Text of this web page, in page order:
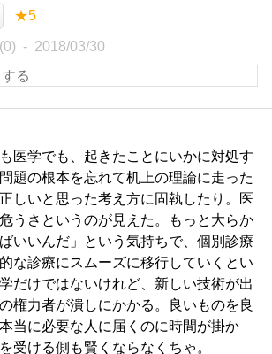
★5
2018/03/30
も医学でも、起きたことにいかに対処す
題の根本を忘れて机上の理論に走った
しいと思った考え方に固執したり。医
うさというのが見えた。もっと大らか
いいんだ」という気持ちで、個別診療
な診療にスムーズに移行していくとい
だけではないけれど、新しい技術が出
権力者が潰しにかかる。良いものを良
当に必要な人に届くのに時間が掛か
受ける側も賢くならなくちゃ。